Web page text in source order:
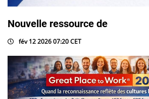
Nouvelle ressource de
fév 12 2026 07:20 CET